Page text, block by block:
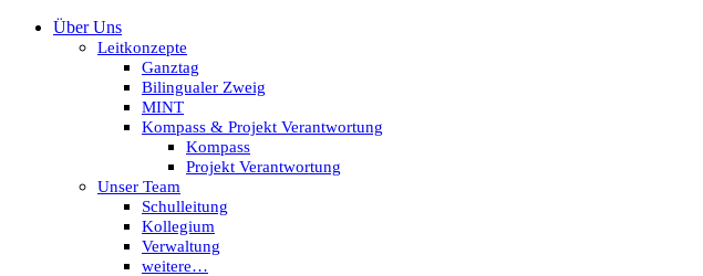
Über Uns
Leitkonzepte
Ganztag
Bilingualer Zweig
MINT
Kompass & Projekt Verantwortung
Kompass
Projekt Verantwortung
Unser Team
Schulleitung
Kollegium
Verwaltung
weitere…